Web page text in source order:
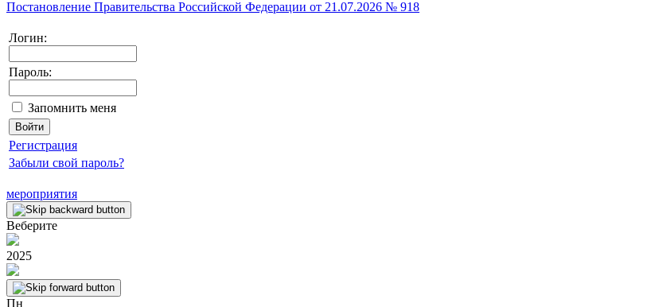
Постановление Правительства Российской Федерации от 21.07.2026 № 918
Логин:
Пароль:
Запомнить меня
Регистрация
Забыли свой пароль?
мероприятия
Веберите
2025
Пн